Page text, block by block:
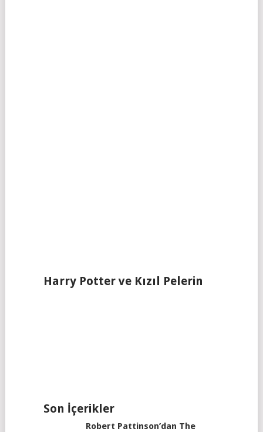
Harry Potter ve Kızıl Pelerin
Son İçerikler
Robert Pattinson’dan The